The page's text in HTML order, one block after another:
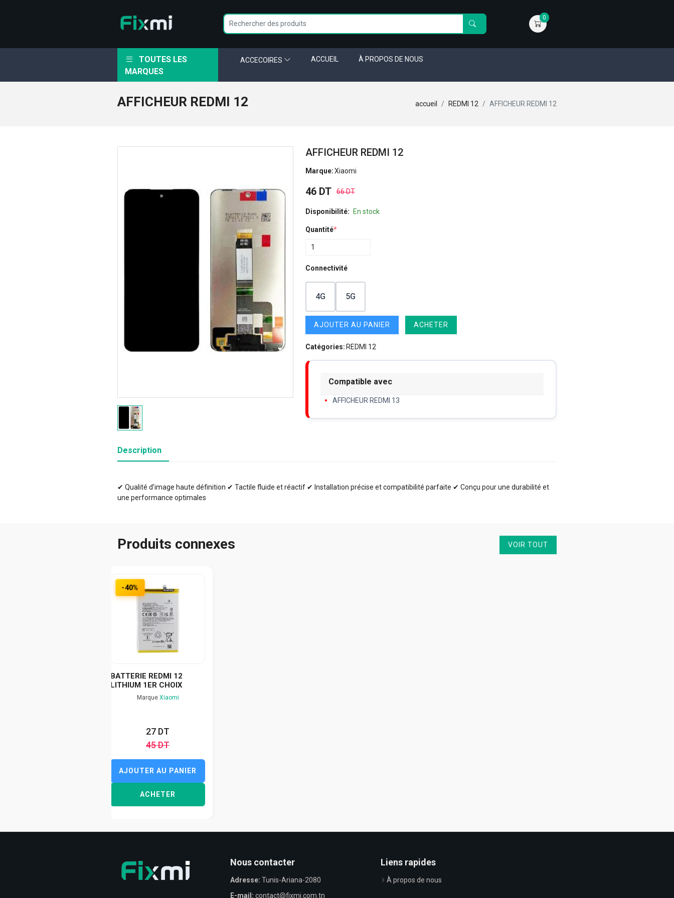
0
TOUTES LES
MARQUES
ACCECOIRES ACCUEIL À PROPOS DE NOUS
AFFICHEUR REDMI 12 accueil REDMI 12 AFFICHEUR REDMI 12
AFFICHEUR REDMI 12
Marque:Xiaomi
46 DT 66 DT
Disponibilité: En stock
Quantité*
Connectivité
4G 5G
AJOUTER AU PANIER ACHETER
Catégories: REDMI 12
Compatible avec
AFFICHEUR REDMI 13
Description
✔ Qualité d’image haute définition ✔ Tactile fluide et réactif ✔ Installation précise et compatibilité parfaite ✔ Conçu pour une durabilité et
une performance optimales
Produits connexes VOIR TOUT
-40%
BATTERIE REDMI 12
LITHIUM 1ER CHOIX
Marque Xiaomi
27 DT
45 DT
AJOUTER AU PANIER
ACHETER
Nous contacter
Adresse: Tunis-Ariana-2080
E-mail: contact@fixmi.com.tn
Liens rapides
À propos de nous